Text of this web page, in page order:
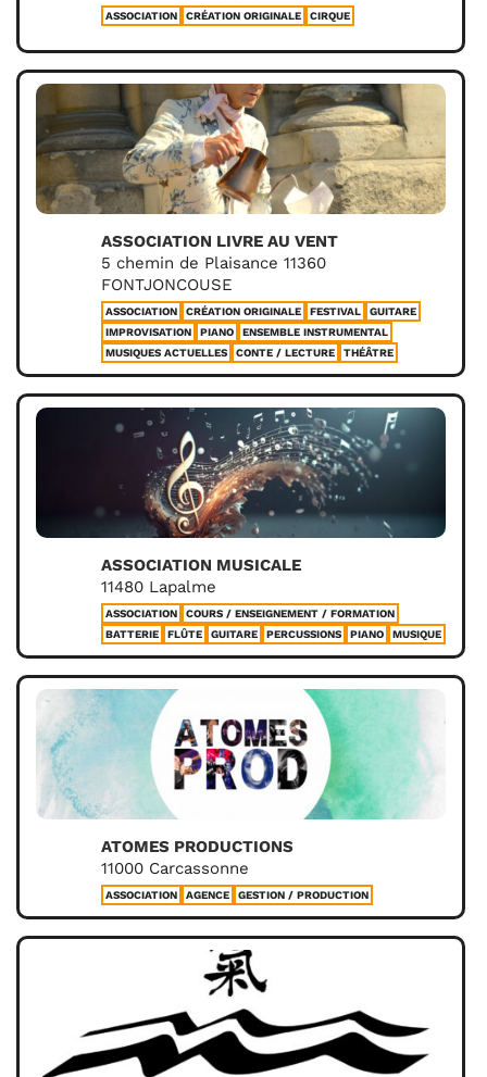
ASSOCIATION CRÉATION ORIGINALE CIRQUE
ASSOCIATION LIVRE AU VENT
5 chemin de Plaisance 11360
FONTJONCOUSE
ASSOCIATION CRÉATION ORIGINALE FESTIVAL
GUITARE
IMPROVISATION
PIANO
ENSEMBLE INSTRUMENTAL
MUSIQUES ACTUELLES
CONTE / LECTURE THÉÂTRE
ASSOCIATION MUSICALE
11480 Lapalme
ASSOCIATION
COURS / ENSEIGNEMENT / FORMATION
BATTERIE
FLÛTE GUITARE PERCUSSIONS PIANO MUSIQUE
ATOMES PRODUCTIONS
11000 Carcassonne
ASSOCIATION AGENCE GESTION / PRODUCTION